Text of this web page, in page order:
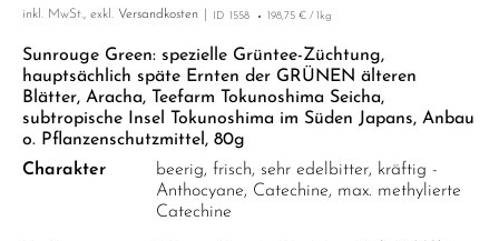
SORTEN ÜBERSICHT CHINA
YAME
Sunrouge Green: spezielle Grüntee-Züchtung,
hauptsächlich späte Ernten der GRÜNEN älteren
Blätter, Aracha, Teefarm Tokunoshima Seicha,
subtropische Insel Tokunoshima im Süden Japans, Anbau
o. Pflanzenschutzmittel, 80g
Charakter
beerig, frisch, sehr edelbitter, kräftig -
Anthocyane, Catechine, max. methylierte
Catechine
inkl. MwSt., exkl. Versandkosten ID 1558 198,75 € / 1kg